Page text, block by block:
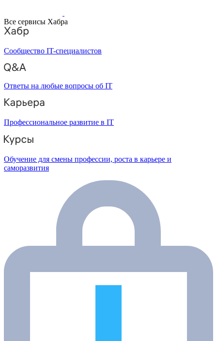
Все сервисы Хабра
Сообщество IT-специалистов
Ответы на любые вопросы об IT
Профессиональное развитие в IT
Обучение для смены профессии, роста в карьере и
саморазвития